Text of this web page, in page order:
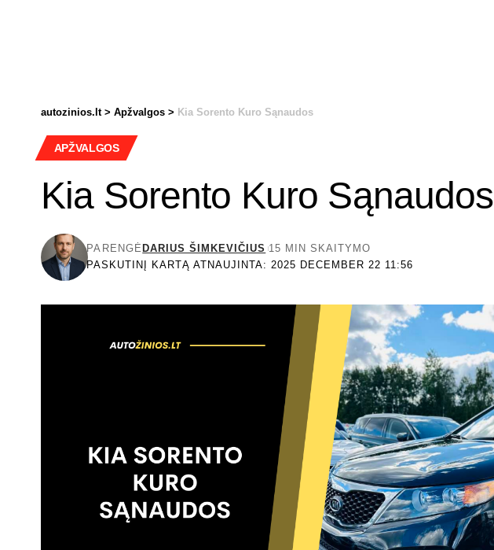
autozinios.lt> Apžvalgos > Kia Sorento Kuro Sąnaudos
APŽVALGOS
Kia Sorento Kuro Sąnaudos
PASKUTINĮ KARTĄ ATNAUJINTA: 2025 DECEMBER 22 11:56
PARENGĖ DARIUS ŠIMKEVIČIUS 15 MIN SKAITYMO